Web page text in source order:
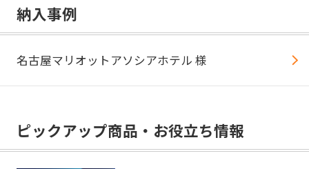
納入事例
名古屋マリオットアソシアホテル 様
ピックアップ商品・お役立ち情報